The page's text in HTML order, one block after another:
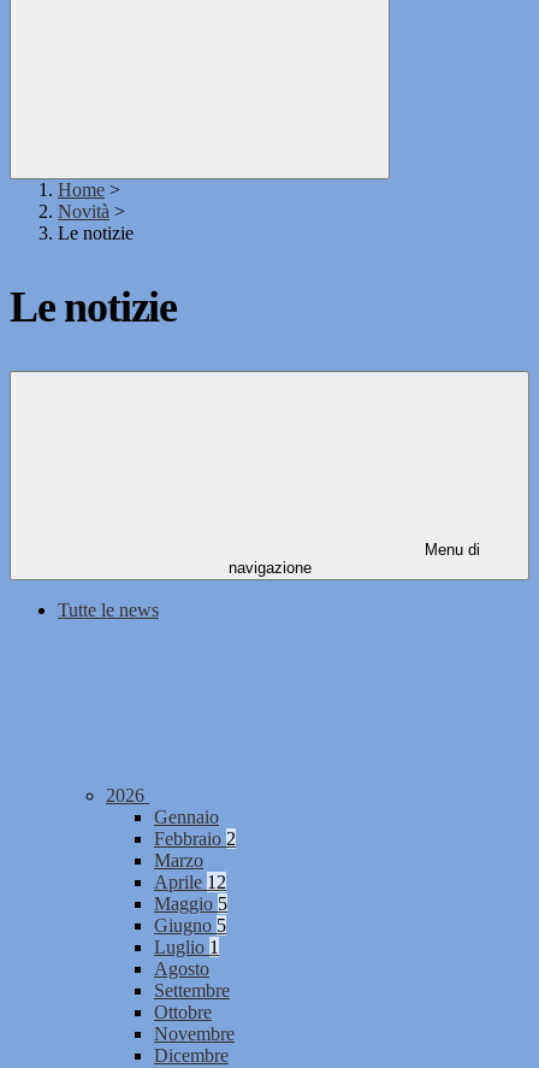
Home >
Novità >
Le notizie
Le notizie
Menu di
navigazione
Tutte le news
2026
Gennaio
Febbraio 2
Marzo
Aprile 12
Maggio 5
Giugno 5
Luglio 1
Agosto
Settembre
Ottobre
Novembre
Dicembre